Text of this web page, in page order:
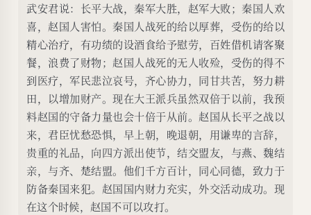
武安君说：长平大战，秦军大胜，赵军大败；秦国人欢
喜，赵国人害怕。秦国人战死的给以厚葬，受伤的给以
精心治疗，有功绩的设酒食给予慰劳，百姓借机请客聚
餐，浪费了财物；赵国人战死的无人收殓，受伤的得不
到医疗，军民悲泣哀号，齐心协力，同甘共苦，努力耕
田，以增加财产。现在大王派兵虽然双倍于以前，我预
料赵国的守备力量也会十倍于从前。赵国从长平之战以
来，君臣忧愁恐惧，早上朝，晚退朝，用谦卑的言辞，
贵重的礼品，向四方派出使节，结交盟友，与燕、魏结
亲，与齐、楚结盟。他们千方百计，同心同德，致力于
防备秦国来犯。赵国国内财力充实，外交活动成功。现
在这个时候，赵国不可以攻打。